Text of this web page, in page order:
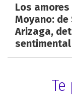
Los
Moyano: de
Arizaga,
sentimental